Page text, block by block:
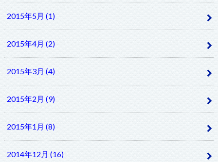
2015年5月 (1)
2015年4月 (2)
2015年3月 (4)
2015年2月 (9)
2015年1月 (8)
2014年12月 (16)